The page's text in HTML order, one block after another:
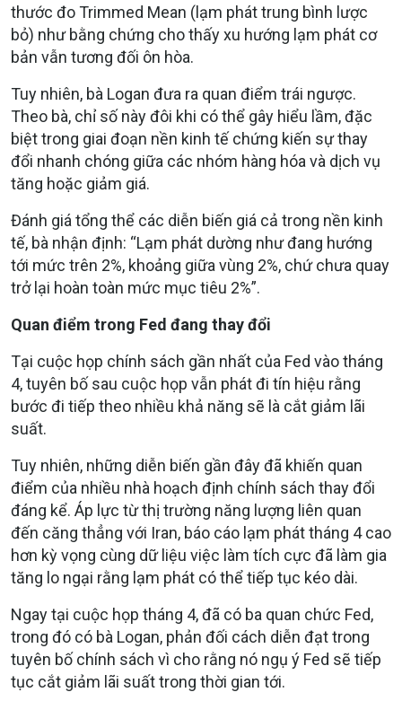
thước đo Trimmed Mean (lạm phát trung bình lược
bỏ) như bằng chứng cho thấy xu hướng lạm phát cơ
bản vẫn tương đối ôn hòa.
Tuy nhiên, bà Logan đưa ra quan điểm trái ngược.
Theo bà, chỉ số này đôi khi có thể gây hiểu lầm, đặc
biệt trong giai đoạn nền kinh tế chứng kiến sự thay
đổi nhanh chóng giữa các nhóm hàng hóa và dịch vụ
tăng hoặc giảm giá.
Đánh giá tổng thể các diễn biến giá cả trong nền kinh
tế, bà nhận định: “Lạm phát dường như đang hướng
tới mức trên 2%, khoảng giữa vùng 2%, chứ chưa quay
trở lại hoàn toàn mức mục tiêu 2%”.
Quan điểm trong Fed đang thay đổi
Tại cuộc họp chính sách gần nhất của Fed vào tháng
4, tuyên bố sau cuộc họp vẫn phát đi tín hiệu rằng
bước đi tiếp theo nhiều khả năng sẽ là cắt giảm lãi
suất.
Tuy nhiên, những diễn biến gần đây đã khiến quan
điểm của nhiều nhà hoạch định chính sách thay đổi
đáng kể. Áp lực từ thị trường năng lượng liên quan
đến căng thẳng với Iran, báo cáo lạm phát tháng 4 cao
hơn kỳ vọng cùng dữ liệu việc làm tích cực đã làm gia
tăng lo ngại rằng lạm phát có thể tiếp tục kéo dài.
Ngay tại cuộc họp tháng 4, đã có ba quan chức Fed,
trong đó có bà Logan, phản đối cách diễn đạt trong
tuyên bố chính sách vì cho rằng nó ngụ ý Fed sẽ tiếp
tục cắt giảm lãi suất trong thời gian tới.